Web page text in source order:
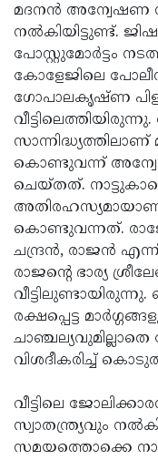
മദനന്‍ അന്വേഷണ
നല്‍കിയിട്ടുണ്ട്.
പോസ്റ്റുമോര്‍ട്ടം
കോളേജിലെ
ഗോപാലകൃഷ്ണ
കൊണ്ടുവന്ന്
ചെയ്തത്.
കൊണ്ടുവന്നത്.
ചന്ദ്രന്‍, രാജന്‍
രാജന്റെ ഭാര്യ
രക്ഷപ്പെട്ട
വിശദീകരിച്ച്
വീട്ടിലെ
സ്വാതന്ത്ര്യവും
സമയത്തൊക്കെ